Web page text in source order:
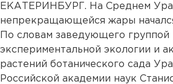
ЕКАТЕРИНБУРГ. На Среднем
непрекращающейся жары
По словам заведующего группой
экспериментальной экологии и
растений ботанического сада
Российской академии наук